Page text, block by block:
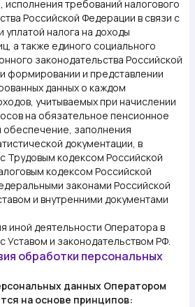
исполнения требований налогового
Российской Федерации в связи с
уплатой налога на доходы
а также единого социального
законодательства Российской
формировании и представлении
данных о каждом
учитываемых при начислении
на обязательное пенсионное
обеспечение, заполнения
документации, в
Трудовым кодексом Российской
кодексом Российской
законами Российской
и внутренними документами
иной деятельности Оператора в
Уставом и законодательством РФ.
обработки персональных
данных Оператором
на основе принципов: